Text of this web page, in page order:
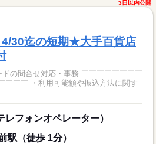
3日以内公開
30迄の短期★大手百貨店
の問合せ対応・事務 ￣￣￣￣￣￣￣￣
￣￣￣ ・利用可能額や振込方法に関す
レフォンオペレーター）
駅（徒歩 1分）